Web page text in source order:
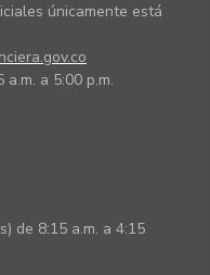
únicamente está
a 5:00 p.m.
de 8:15 a.m. a 4:15